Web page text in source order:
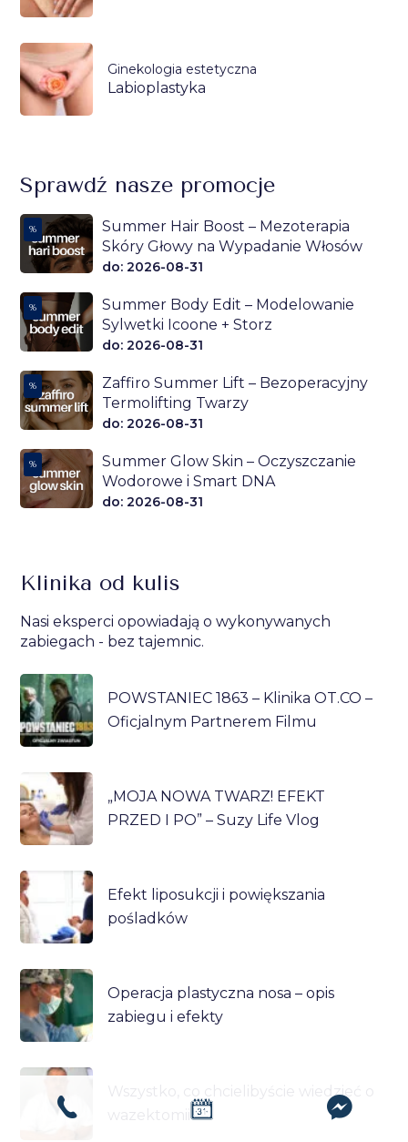
Ginekologia estetyczna
Labioplastyka
Sprawdź nasze promocje
%
Summer Hair Boost – Mezoterapia
Skóry Głowy na Wypadanie Włosów
do: 2026-08-31
%
Summer Body Edit – Modelowanie
Sylwetki Icoone + Storz
do: 2026-08-31
%
Zaffiro Summer Lift – Bezoperacyjny
Termolifting Twarzy
do: 2026-08-31
%
Summer Glow Skin – Oczyszczanie
Wodorowe i Smart DNA
do: 2026-08-31
Klinika od kulis
Nasi eksperci opowiadają o wykonywanych
zabiegach - bez tajemnic.
POWSTANIEC 1863 – Klinika OT.CO –
Oficjalnym Partnerem Filmu
„MOJA NOWA TWARZ! EFEKT
PRZED I PO” – Suzy Life Vlog
Efekt liposukcji i powiększania
pośladków
Operacja plastyczna nosa – opis
zabiegu i efekty
Wszystko, co chcielibyście wiedzieć o
wazektomii